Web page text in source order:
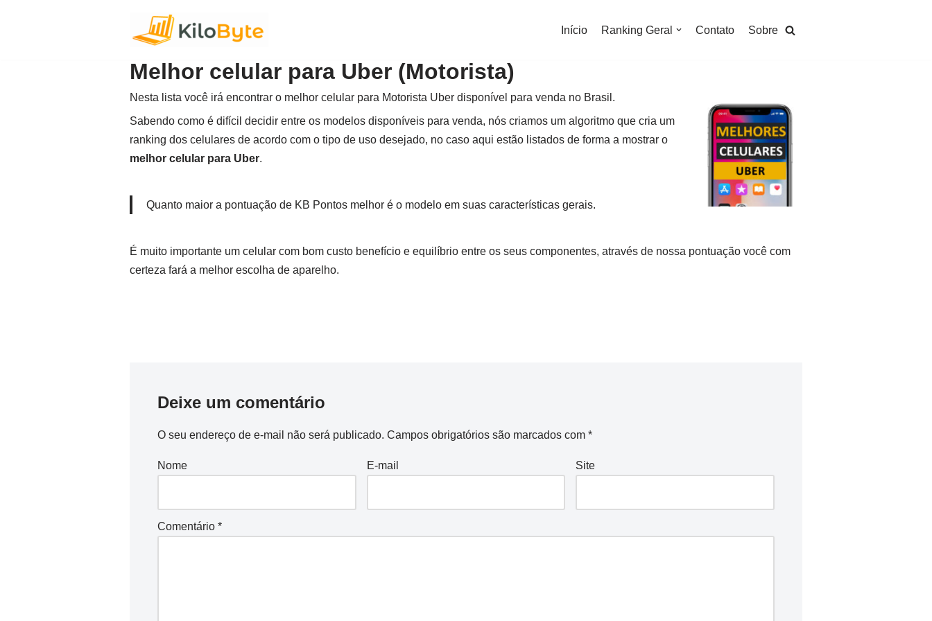
Início Ranking Geral Contato Sobre
Melhor celular para Uber (Motorista)
Nesta lista você irá encontrar o melhor celular para Motorista Uber disponível para venda no Brasil.
Sabendo como é difícil decidir entre os modelos disponíveis para venda, nós criamos um algoritmo que cria um
ranking dos celulares de acordo com o tipo de uso desejado, no caso aqui estão listados de forma a mostrar o
melhor celular para Uber.
Quanto maior a pontuação de KB Pontos melhor é o modelo em suas características gerais.
É muito importante um celular com bom custo benefício e equilíbrio entre os seus componentes, através de nossa pontuação você com
certeza fará a melhor escolha de aparelho.
Deixe um comentário
O seu endereço de e-mail não será publicado. Campos obrigatórios são marcados com *
Nome E-mail Site
Comentário *